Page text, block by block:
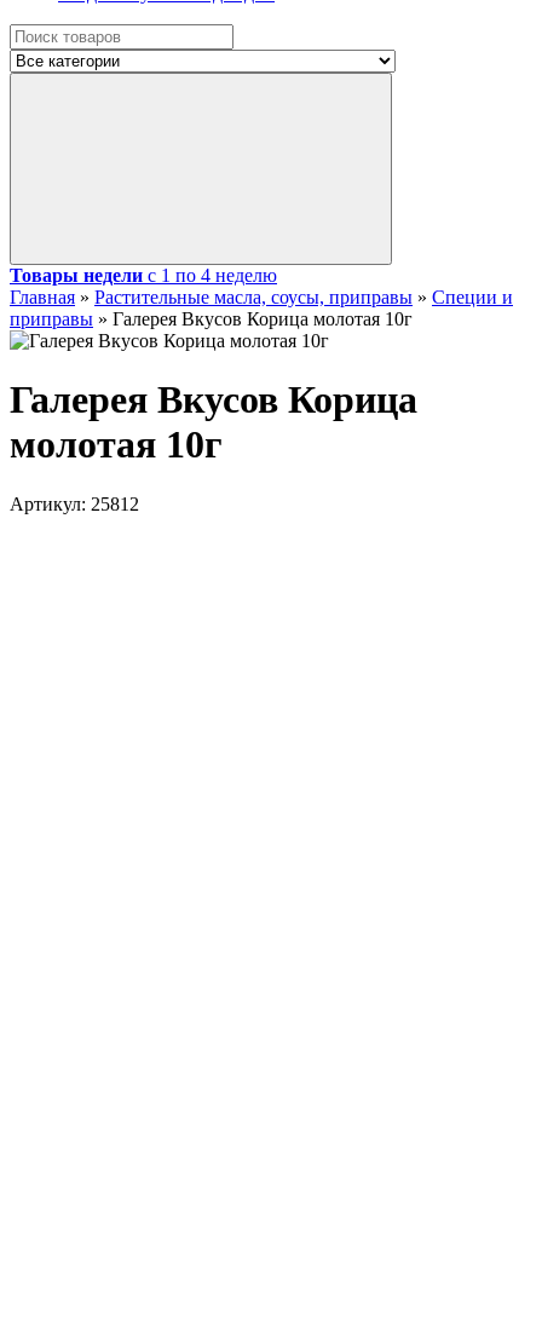
Товары недели с 1 по 4 неделю
Главная » Растительные масла, соусы, приправы » Специи и
приправы » Галерея Вкусов Корица молотая 10г
Галерея Вкусов Корица
молотая 10г
Артикул: 25812